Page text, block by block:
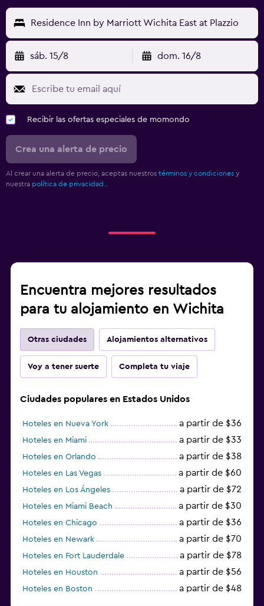
Residence Inn by Marriott Wichita East at Plazzio
sáb. 15/8 dom. 16/8
Recibir las ofertas especiales de momondo
Crea una alerta de precio
Al crear una alerta de precio, aceptas nuestros términos y condiciones y
nuestra política de privacidad.
Encuentra mejores resultados
para tu alojamiento en Wichita
Otras ciudades Alojamientos alternativos
Voy a tener suerte Completa tu viaje
Ciudades populares en Estados Unidos
Hoteles en Nueva York a partir de $36
Hoteles en Miami a partir de $33
Hoteles en Orlando a partir de $38
Hoteles en Las Vegas a partir de $60
Hoteles en Los Ángeles a partir de $72
Hoteles en Miami Beach a partir de $30
Hoteles en Chicago a partir de $36
Hoteles en Newark a partir de $70
Hoteles en Fort Lauderdale a partir de $78
Hoteles en Houston a partir de $56
Hoteles en Boston a partir de $48